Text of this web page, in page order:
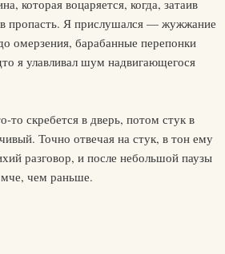
которая воцаряется, когда, затаив
пропасть. Я прислушался — жужжание
омерзения, барабанные перепонки
я улавливал шум надвигающегося
то скребется в дверь, потом стук в
Точно отвечая на стук, в тон ему
разговор, и после небольшой паузы
чем раньше.